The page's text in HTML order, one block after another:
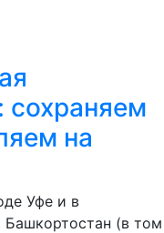
сохраняем
на
Уфе и в
Башкортостан (в том